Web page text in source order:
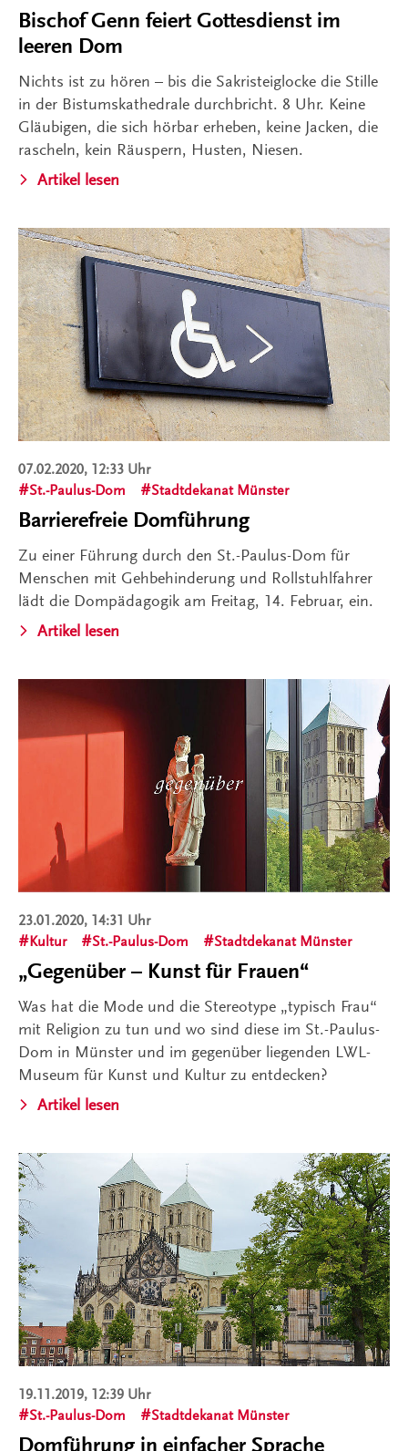
Bischof Genn feiert Gottesdienst im
leeren Dom
Nichts ist zu hören – bis die Sakristeiglocke die Stille
in der Bistumskathedrale durchbricht. 8 Uhr. Keine
Gläubigen, die sich hörbar erheben, keine Jacken, die
rascheln, kein Räuspern, Husten, Niesen.
Artikel lesen
07.02.2020, 12:33 Uhr
St.-Paulus-Dom
Stadtdekanat Münster
Barrierefreie Domführung
Zu einer Führung durch den St.-Paulus-Dom für
Menschen mit Gehbehinderung und Rollstuhlfahrer
lädt die Dompädagogik am Freitag, 14. Februar, ein.
Artikel lesen
23.01.2020, 14:31 Uhr
Kultur
St.-Paulus-Dom Stadtdekanat Münster
„Gegenüber – Kunst für Frauen“
Was hat die Mode und die Stereotype „typisch Frau“
mit Religion zu tun und wo sind diese im St.-Paulus-
Dom in Münster und im gegenüber liegenden LWL-
Museum für Kunst und Kultur zu entdecken?
Artikel lesen
19.11.2019, 12:39 Uhr
St.-Paulus-Dom
Stadtdekanat Münster
Domführung in einfacher Sprache